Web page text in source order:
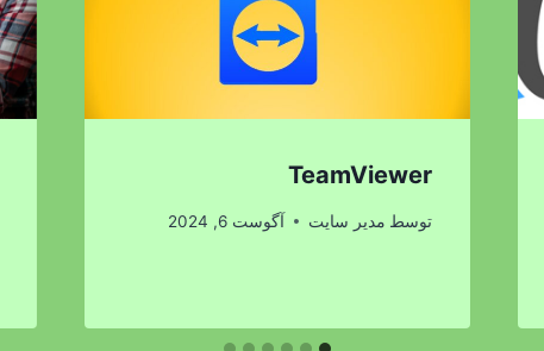
TeamViewer
توسط مدیر سایت آگوست 6, 2024